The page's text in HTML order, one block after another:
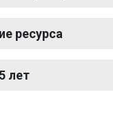
ресурса
лет